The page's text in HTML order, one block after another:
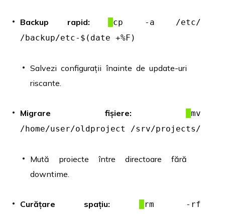
Backup rapid:
cp -a /etc/
/backup/etc-$(date +%F)
Salvezi configurații înainte de update-uri
riscante.
Migrare fișiere:
mv
/home/user/oldproject /srv/projects/
Mută proiecte între directoare fără
downtime.
Curățare spațiu:
rm -rf